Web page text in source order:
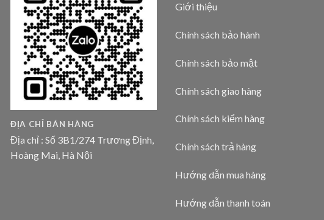
ĐỊA CHỈ BÁN HÀNG
Địa chỉ : Số 3B1/274 Trương Định,
Hoàng Mai, Hà Nội
Giới thiệu
Chính sách bảo hành
Chính sách bảo mật
Chính sách giao hàng
Chính sách kiểm hàng
Chính sách trả hàng
Hướng dẫn mua hàng
Hướng dẫn thanh toán